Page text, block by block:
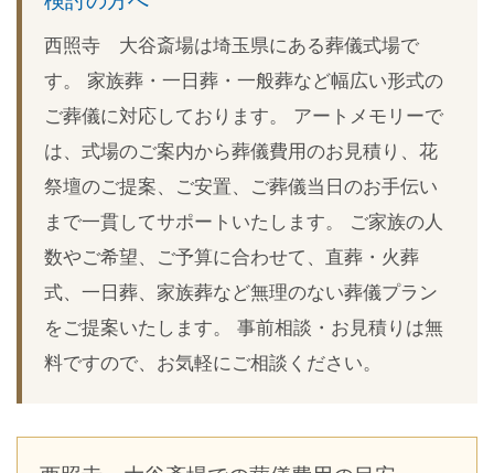
西照寺 大谷斎場は埼玉県にある葬儀式場で
す。 家族葬・一日葬・一般葬など幅広い形式の
ご葬儀に対応しております。 アートメモリーで
は、式場のご案内から葬儀費用のお見積り、花
祭壇のご提案、ご安置、ご葬儀当日のお手伝い
まで一貫してサポートいたします。 ご家族の人
数やご希望、ご予算に合わせて、直葬・火葬
式、一日葬、家族葬など無理のない葬儀プラン
をご提案いたします。 事前相談・お見積りは無
料ですので、お気軽にご相談ください。